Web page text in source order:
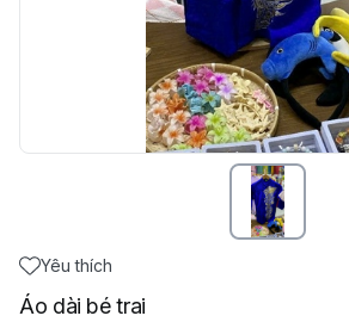
Yêu thích
Áo dài bé trai